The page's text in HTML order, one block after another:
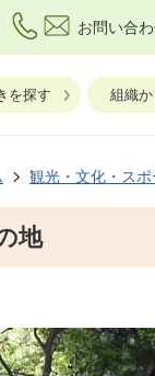
お問い合
を探す 組織
観光・文化・スポ
地